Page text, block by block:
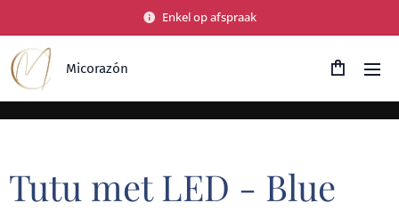
Enkel op afspraak
Micorazón
Tutu met LED - Blue